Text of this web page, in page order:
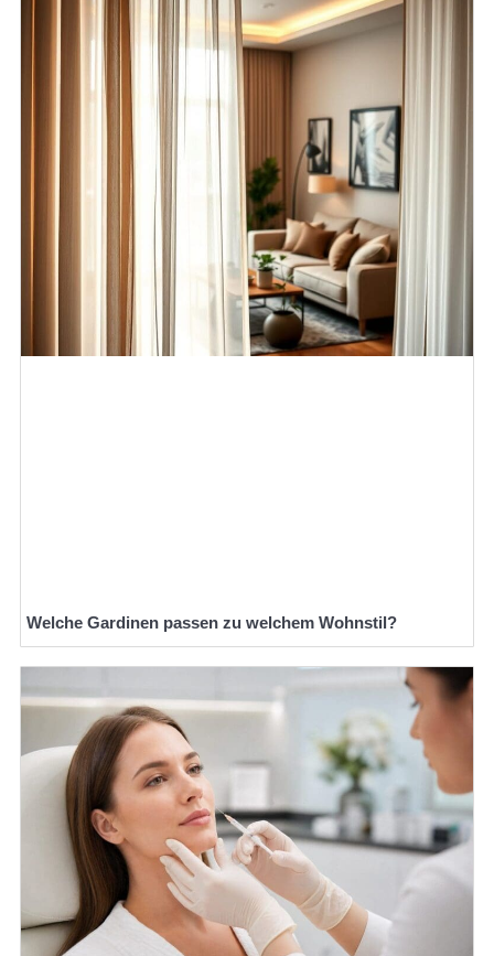
Welche Gardinen passen zu welchem Wohnstil?